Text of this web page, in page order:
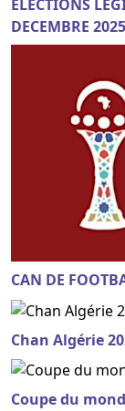
ELECTIONS
DECEMBRE 2025
CAN DE
Chan Algérie
Coupe du